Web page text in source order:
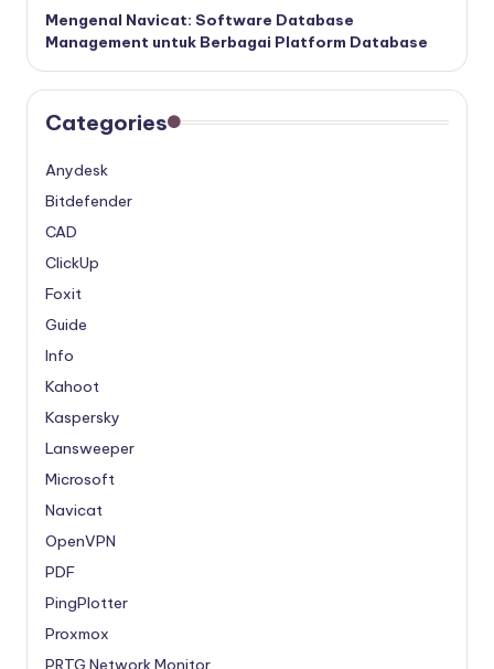
Mengenal Navicat: Software Database
Management untuk Berbagai Platform Database
Categories
Anydesk
Bitdefender
CAD
ClickUp
Foxit
Guide
Info
Kahoot
Kaspersky
Lansweeper
Microsoft
Navicat
OpenVPN
PDF
PingPlotter
Proxmox